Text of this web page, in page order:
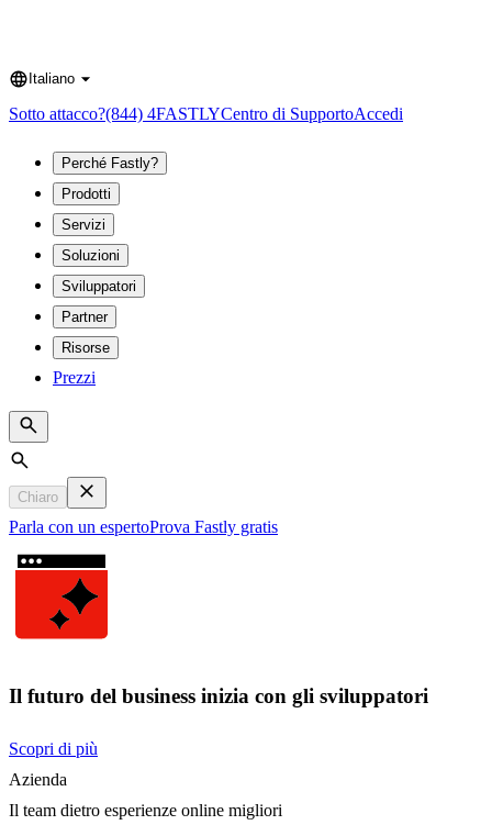
Language
Italiano
Sotto attacco?(844) 4FASTLYCentro di SupportoAccedi
Perché Fastly?
Prodotti
Servizi
Soluzioni
Sviluppatori
Partner
Risorse
Prezzi
Search
Chiaro
Parla con un espertoProva Fastly gratis
Il futuro del business inizia con gli sviluppatori
Scopri di più
Azienda
Il team dietro esperienze online migliori